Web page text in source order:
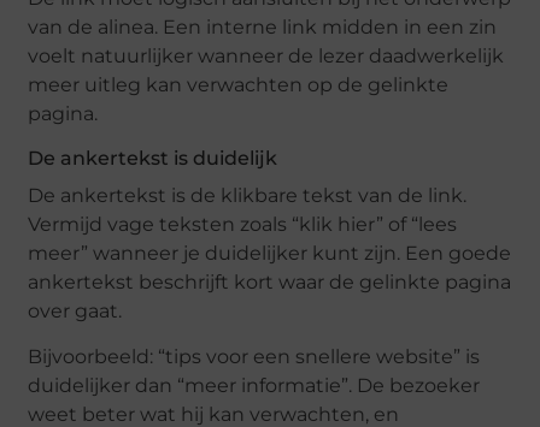
van de alinea. Een interne link midden in een zin
voelt natuurlijker wanneer de lezer daadwerkelijk
meer uitleg kan verwachten op de gelinkte
pagina.
De ankertekst is duidelijk
De ankertekst is de klikbare tekst van de link.
Vermijd vage teksten zoals “klik hier” of “lees
meer” wanneer je duidelijker kunt zijn. Een goede
ankertekst beschrijft kort waar de gelinkte pagina
over gaat.
Bijvoorbeeld: “tips voor een snellere website” is
duidelijker dan “meer informatie”. De bezoeker
weet beter wat hij kan verwachten, en